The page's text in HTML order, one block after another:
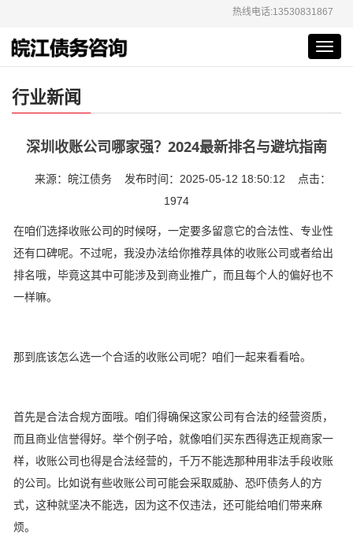
热线电话:13530831867
行业新闻
深圳收账公司哪家强？2024最新排名与避坑指南
来源：皖江债务 发布时间：2025-05-12 18:50:12 点击：
1974
在咱们选择收账公司的时候呀，一定要多留意它的合法性、专业性
还有口碑呢。不过呢，我没办法给你推荐具体的收账公司或者给出
排名哦，毕竟这其中可能涉及到商业推广，而且每个人的偏好也不
一样嘛。
那到底该怎么选一个合适的收账公司呢？咱们一起来看看哈。
首先是合法合规方面哦。咱们得确保这家公司有合法的经营资质，
而且商业信誉得好。举个例子哈，就像咱们买东西得选正规商家一
样，收账公司也得是合法经营的，千万不能选那种用非法手段收账
的公司。比如说有些收账公司可能会采取威胁、恐吓债务人的方
式，这种就坚决不能选，因为这不仅违法，还可能给咱们带来麻
烦。